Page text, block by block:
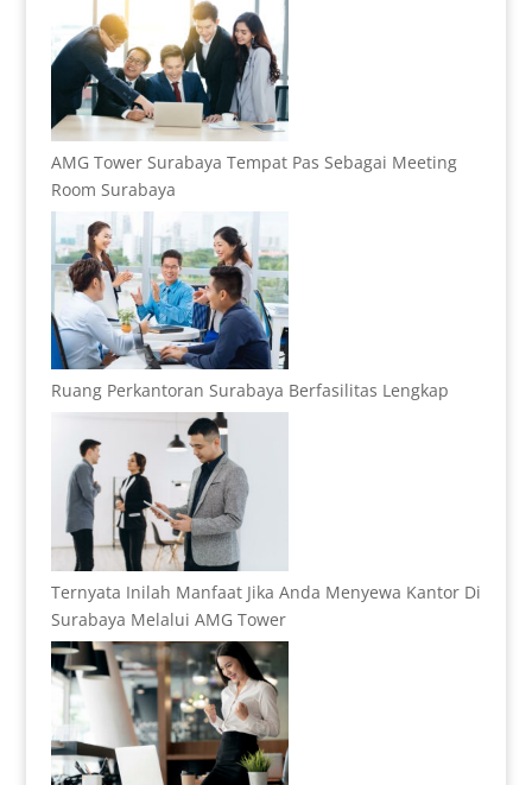
AMG Tower Surabaya Tempat Pas Sebagai Meeting
Room Surabaya
Ruang Perkantoran Surabaya Berfasilitas Lengkap
Ternyata Inilah Manfaat Jika Anda Menyewa Kantor Di
Surabaya Melalui AMG Tower